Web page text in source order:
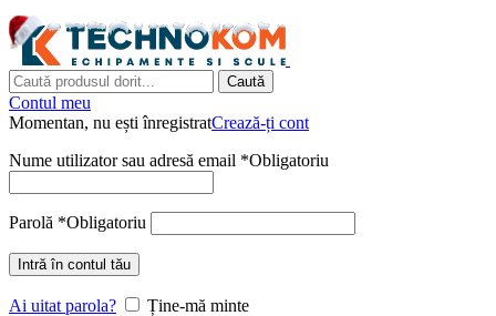
Caută
Contul meu
Momentan, nu ești înregistratCrează-ți cont
Nume utilizator sau adresă email *Obligatoriu
Parolă *Obligatoriu
Intră în contul tău
Ai uitat parola?
Ține-mă minte